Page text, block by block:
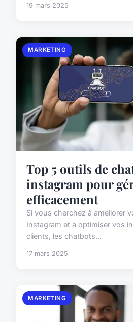
19 mars 2025
MARKETING
Top 5 outils de
instagram pour
efficacement
Si vous cherchez à améliorer
Instagram et à optimiser vos
clients, les chatbots...
17 mars 2025
MARKETING